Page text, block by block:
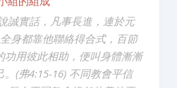
誠實話，凡事長進，連於元
身都靠他聯絡得合式，百節
功用彼此相助，便叫身體漸漸
(弗4:15-16) 不同教會平信